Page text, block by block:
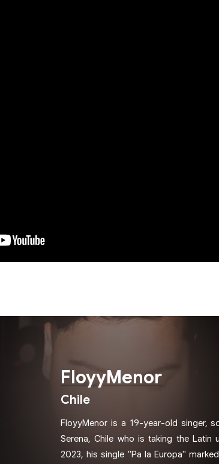
FloyyMenor
Chile
FloyyMenor is a 19-year-old singer,
Serena, Chile who is taking the Latin
2023, his single "Pa la Europa"